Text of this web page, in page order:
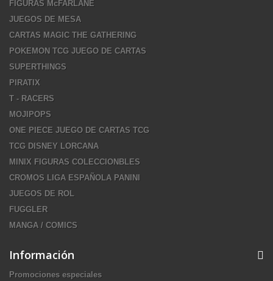
FIGURAS McFARLANE
JUEGOS DE MESA
CARTAS MAGIC THE GATHERING
POKEMON TCG JUEGO DE CARTAS
SUPERTHINGS
PIRATIX
T - RACERS
MOJIPOPS
ONE PIECE JUEGO DE CARTAS TCG
TCG DISNEY LORCANA
MINIX FIGURAS COLECCIONBLES
CROMOS LIGA ESPAÑOLA PANINI
JUEGOS DE ROL
FUGGLER
MANGA / COMICS
Información
Promociones especiales